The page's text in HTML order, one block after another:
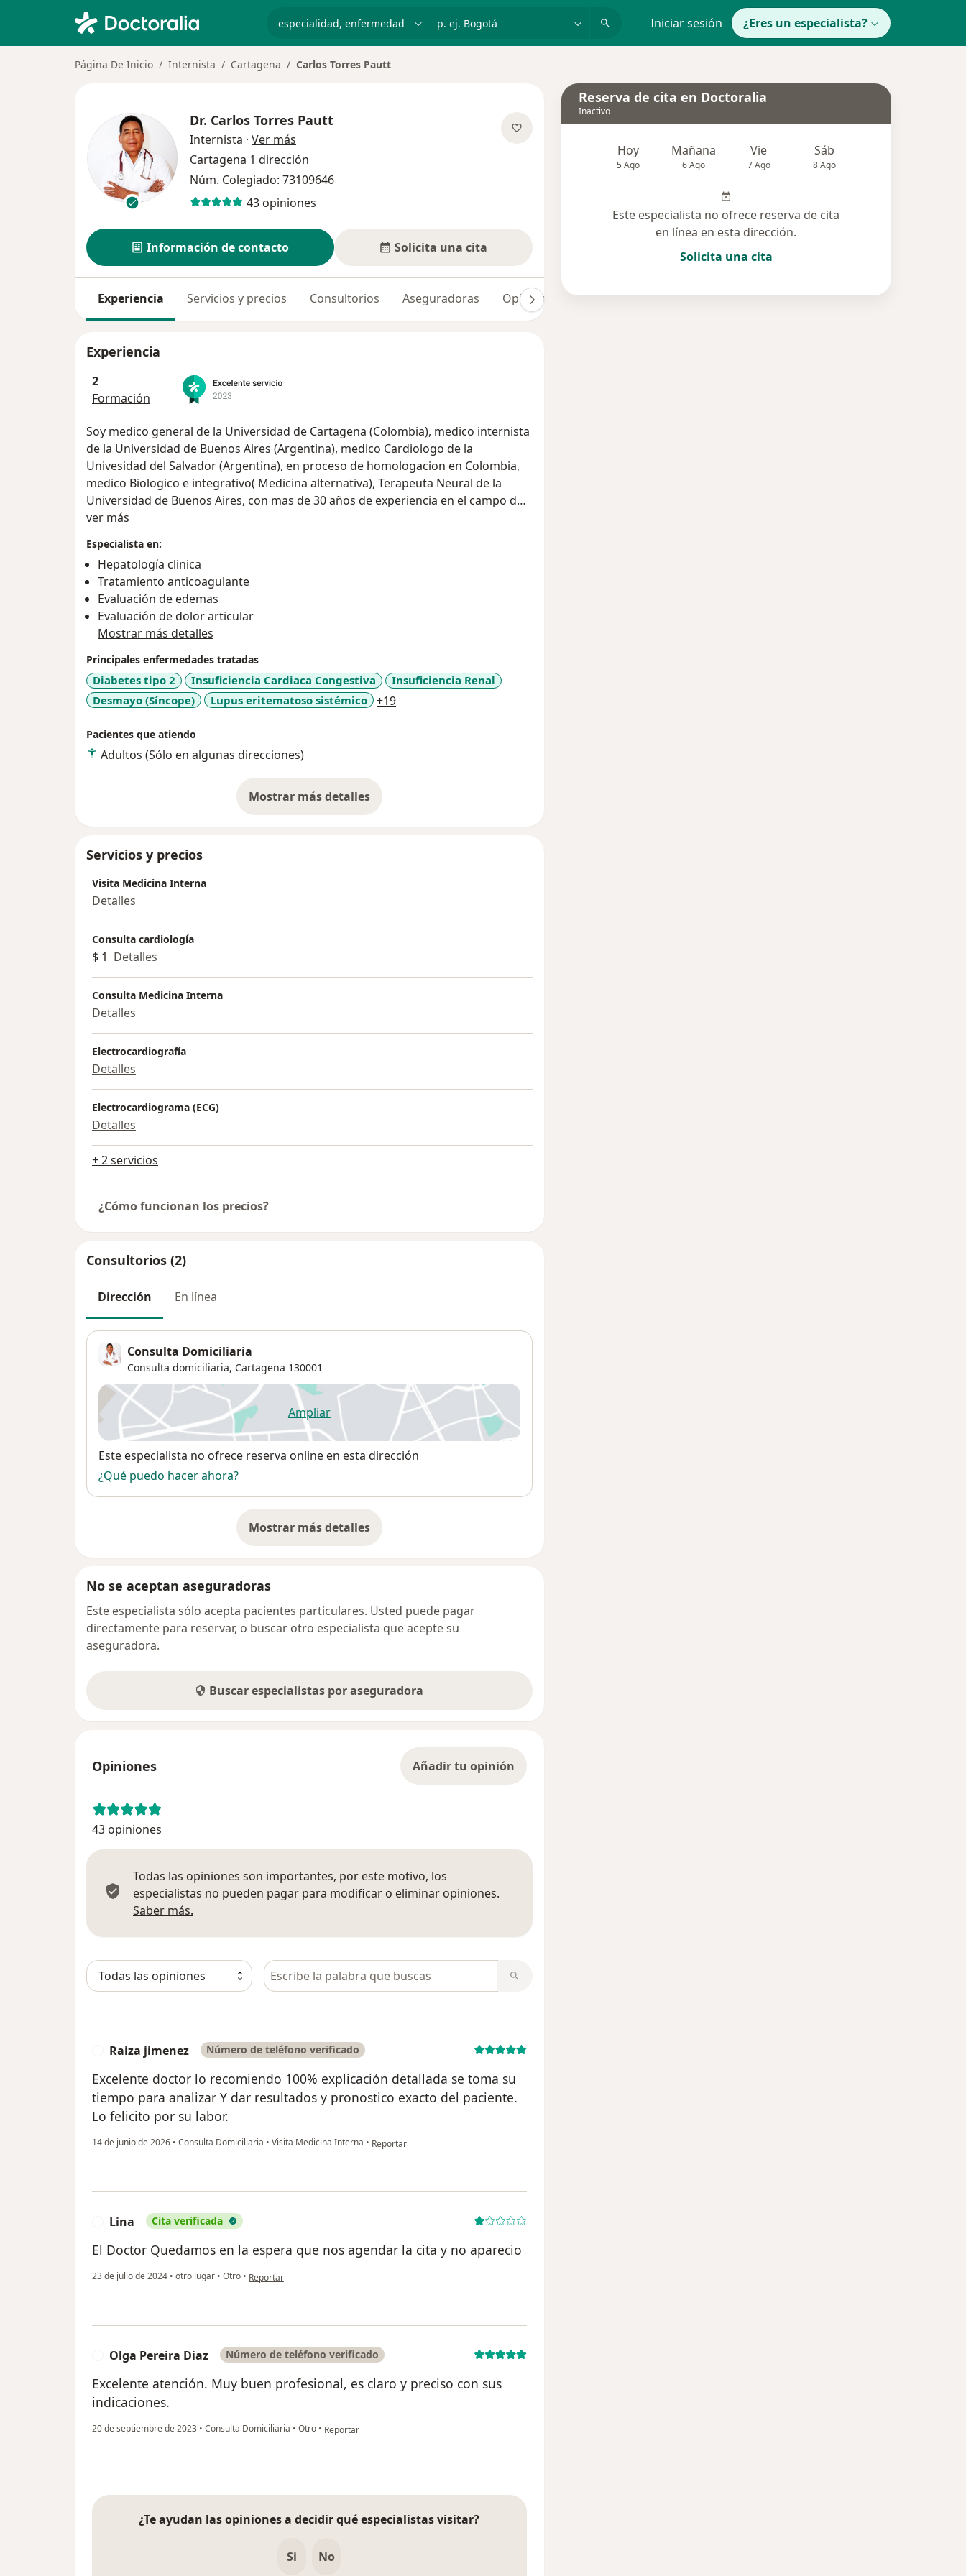
p. ej. Bogotá Iniciar sesión ¿Eres un especialista?
Página De Inicio Internista Cartagena Carlos Torres Pautt
Dr. Carlos Torres Pautt
Internista · Ver más
Cartagena 1 dirección
Núm. Colegiado: 73109646
43 opiniones
Información de contacto Solicita una cita
Experiencia Servicios y precios Consultorios Aseguradoras Opiniones (43)
Experiencia
2
Formación
Soy medico general de la Universidad de Cartagena (Colombia), medico internista
de la Universidad de Buenos Aires (Argentina), medico Cardiologo de la
Univesidad del Salvador (Argentina), en proceso de homologacion en Colombia,
medico Biologico e integrativo( Medicina alternativa), Terapeuta Neural de la
Universidad de Buenos Aires, con mas de 30 años de experiencia en el campo de
la medicina y actualmente hago mas enfasisis en la medicina preventiva, y
ver más
Especialista en:
Hepatología clinica
Tratamiento anticoagulante
Evaluación de edemas
Evaluación de dolor articular
Mostrar más detalles
Principales enfermedades tratadas
Diabetes tipo 2 Insuficiencia Cardiaca Congestiva
Insuficiencia Renal
Desmayo (Síncope)
Lupus eritematoso sistémico +19a11y_sr_more_diseases
Pacientes que atiendo
Adultos (Sólo en algunas direcciones)
Mostrar más detalles
sobre la experiencia
Servicios y precios
Visita Medicina Interna
Detalles
Consulta cardiología
$ 1 Detalles
Consulta Medicina Interna
Detalles
Electrocardiografía
Detalles
Electrocardiograma (ECG)
Detalles
+ 2 servicios
¿Cómo funcionan los precios?
Consultorios (2)
Dirección En línea
Consulta Domiciliaria
Consulta domiciliaria, Cartagena 130001
Ampliarse abre en una nueva pestaña
Disponibilidad
Este especialista no ofrece reserva online en esta dirección
¿Qué puedo hacer ahora?
Mostrar más detalles
sobre la dirección
No se aceptan aseguradoras
Este especialista sólo acepta pacientes particulares. Usted puede pagar
directamente para reservar, o buscar otro especialista que acepte su
aseguradora.
Buscar especialistas por aseguradora
Opiniones Añadir tu opinión
43 opiniones
Todas las opiniones son importantes, por este motivo, los
especialistas no pueden pagar para modificar o eliminar opiniones.
Saber más.
Busca en opiniones
Raiza jimenez Número de teléfono verificado
Excelente doctor lo recomiendo 100% explicación detallada se toma su
tiempo para analizar Y dar resultados y pronostico exacto del paciente.
Lo felicito por su labor.
14 de junio de 2026 • Consulta Domiciliaria • Visita Medicina Interna • en opinión del usuario Raiza jimenez
Reportar
Lina Cita verificada
El Doctor Quedamos en la espera que nos agendar la cita y no aparecio
23 de julio de 2024 • otro lugar • Otro • en opinión del usuario Lina
Reportar
Olga Pereira Diaz Número de teléfono verificado
Excelente atención. Muy buen profesional, es claro y preciso con sus
indicaciones.
20 de septiembre de 2023 • Consulta Domiciliaria • Otro • en opinión del usuario Olga Pereira Diaz
Reportar
¿Te ayudan las opiniones a decidir qué especialistas visitar?
Si No
Reserva de cita en Doctoralia
Inactivo
Hoy
5 Ago
Mañana
6 Ago
Vie
7 Ago
Sáb
8 Ago
Este especialista no ofrece reserva de cita
en línea en esta dirección.
Solicita una cita